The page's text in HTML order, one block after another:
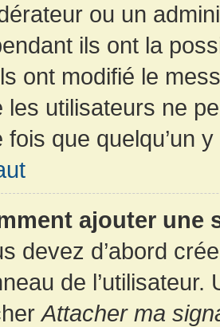
ou un
ils ont la
ont modifié le
les utilisateurs ne
fois que quelqu’un
ajouter une
devez d’abord
de
Attacher ma